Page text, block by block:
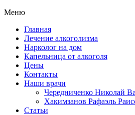
Меню
Главная
Лечение алкоголизма
Нарколог на дом
Капельница от алкоголя
Цены
Контакты
Наши врачи
Чередниченко Николай
Хакимзанов Рафаэль
Статьи